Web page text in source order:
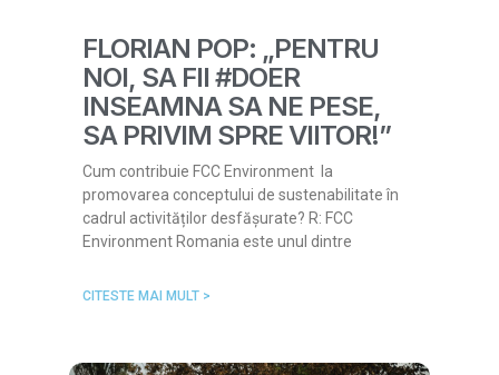
FLORIAN POP: „PENTRU
NOI, SA FII #DOER
INSEAMNA SA NE PESE,
SA PRIVIM SPRE VIITOR!”
Cum contribuie FCC Environment la
promovarea conceptului de sustenabilitate în
cadrul activităților desfășurate? R: FCC
Environment Romania este unul dintre
CITESTE MAI MULT >